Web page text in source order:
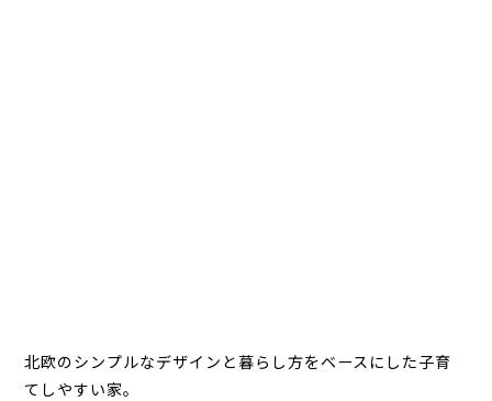
北欧のシンプルなデザインと暮らし方をベースにした子育
てしやすい家。